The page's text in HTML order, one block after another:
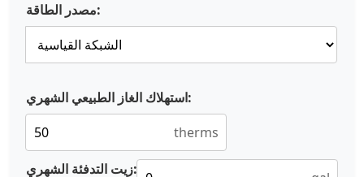
مصدر الطاقة:
استهلاك الغاز الطبيعي الشهري:
therms
زيت التدفئة الشهري: